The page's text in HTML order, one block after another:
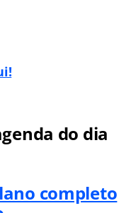
do dia
completo